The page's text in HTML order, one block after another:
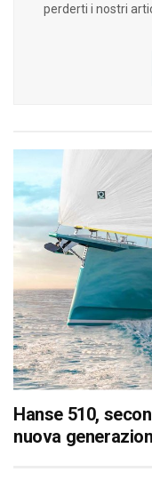
perderti i nostri
Hanse 510,
nuova